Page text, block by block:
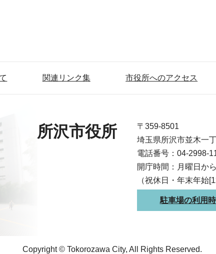
関連リンク集 市役所へのアクセス
所沢市役所
〒359-8501
埼玉県所沢市並木一
電話番号：04-2998-
開庁時間：月曜日か
（祝休日・年末年始
駐車場の利用
Copyright © Tokorozawa City, All Rights Reserved.